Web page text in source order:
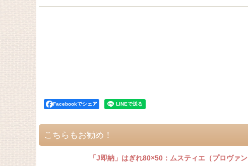
Facebookでシェア
こちらもお勧め！
「J即納」はぎれ80×50：ムスティエ（プロヴァン